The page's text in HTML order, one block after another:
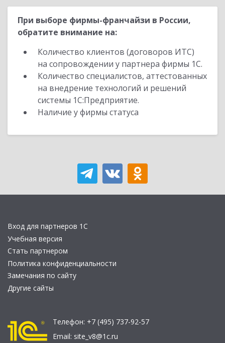
При выборе фирмы-франчайзи в России,
обратите внимание на:
Количество клиентов (договоров ИТС)
на сопровождении у партнера фирмы 1С.
Количество специалистов, аттестованных
на внедрение технологий и решений
системы 1С:Предприятие.
Наличие у фирмы статуса
Вход для партнеров 1С
Учебная версия
Стать партнером
Политика конфиденциальности
Замечания по сайту
Другие сайты
Телефон: +7 (495) 737-92-57
Email: site_v8@1c.ru